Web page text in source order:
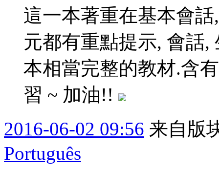
這一本著重在基本會
元都有重點提示, 會話,
本相當完整的教材.含
習 ~ 加油!!
2016-06-02 09:56 来自版
Português